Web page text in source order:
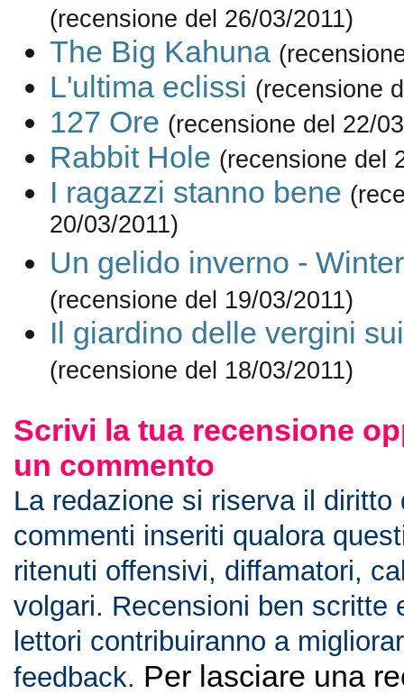
(recensione del 26/03/2011)
The Big Kahuna
L'ultima eclissi (recensione
127 Ore (recensione del 22/
Rabbit Hole (recensione del
I ragazzi stanno bene
20/03/2011)
Un gelido inverno -
(recensione del 19/03/2011)
Il giardino delle vergini
(recensione del 18/03/2011)
Scrivi la tua recensione
un commento
La redazione si riserva il diritto
commenti inseriti qualora
ritenuti offensivi, diffamatori,
volgari. Recensioni ben scritte
lettori contribuiranno a
feedback. Per lasciare una